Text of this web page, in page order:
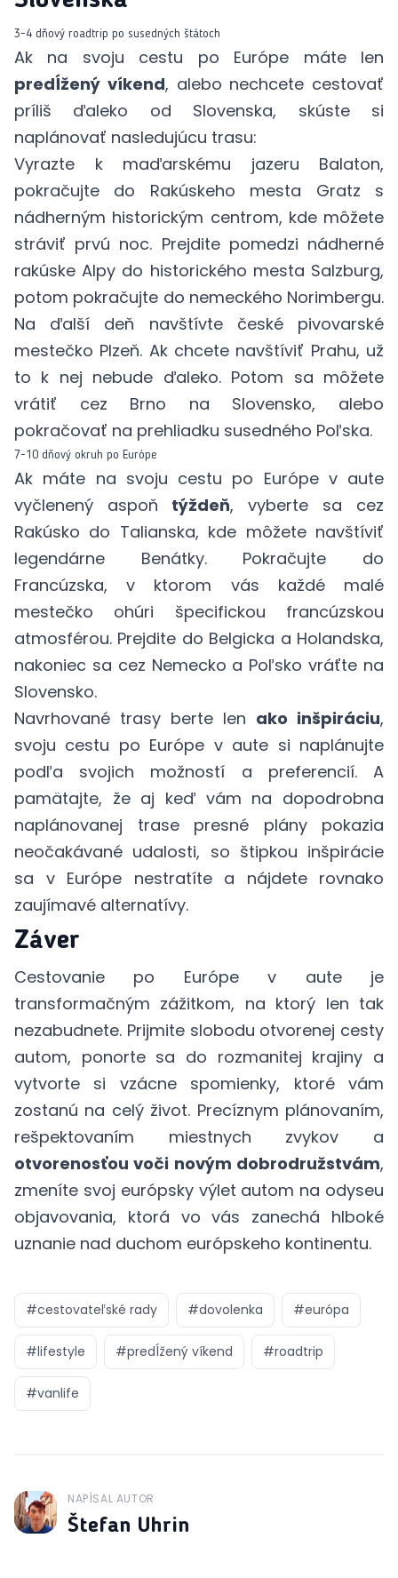
3-4 dňový roadtrip po susedných štátoch
Ak na svoju cestu po Európe máte len
predĺžený víkend, alebo nechcete cestovať
príliš ďaleko od Slovenska, skúste si
naplánovať nasledujúcu trasu:
Vyrazte k maďarskému jazeru Balaton,
pokračujte do Rakúskeho mesta Gratz s
nádherným historickým centrom, kde môžete
stráviť prvú noc. Prejdite pomedzi nádherné
rakúske Alpy do historického mesta Salzburg,
potom pokračujte do nemeckého Norimbergu.
Na ďalší deň navštívte české pivovarské
mestečko Plzeň. Ak chcete navštíviť Prahu, už
to k nej nebude ďaleko. Potom sa môžete
vrátiť cez Brno na Slovensko, alebo
pokračovať na prehliadku susedného Poľska.
7-10 dňový okruh po Európe
Ak máte na svoju cestu po Európe v aute
vyčlenený aspoň týždeň, vyberte sa cez
Rakúsko do Talianska, kde môžete navštíviť
legendárne Benátky. Pokračujte do
Francúzska, v ktorom vás každé malé
mestečko ohúri špecifickou francúzskou
atmosférou. Prejdite do Belgicka a Holandska,
nakoniec sa cez Nemecko a Poľsko vráťte na
Slovensko.
Navrhované trasy berte len ako inšpiráciu,
svoju cestu po Európe v aute si naplánujte
podľa svojich možností a preferencií. A
pamätajte, že aj keď vám na dopodrobna
naplánovanej trase presné plány pokazia
neočakávané udalosti, so štipkou inšpirácie
sa v Európe nestratíte a nájdete rovnako
zaujímavé alternatívy.
Záver
Cestovanie po Európe v aute je
transformačným zážitkom, na ktorý len tak
nezabudnete. Prijmite slobodu otvorenej cesty
autom, ponorte sa do rozmanitej krajiny a
vytvorte si vzácne spomienky, ktoré vám
zostanú na celý život. Precíznym plánovaním,
rešpektovaním miestnych zvykov a
otvorenosťou voči novým dobrodružstvám,
zmeníte svoj európsky výlet autom na odyseu
objavovania, ktorá vo vás zanechá hlboké
uznanie nad duchom európskeho kontinentu.
#cestovateľské rady #dovolenka #európa
#lifestyle #predĺžený víkend #roadtrip
#vanlife
J
NAPÍSAL AUTOR
Štefan Uhrin